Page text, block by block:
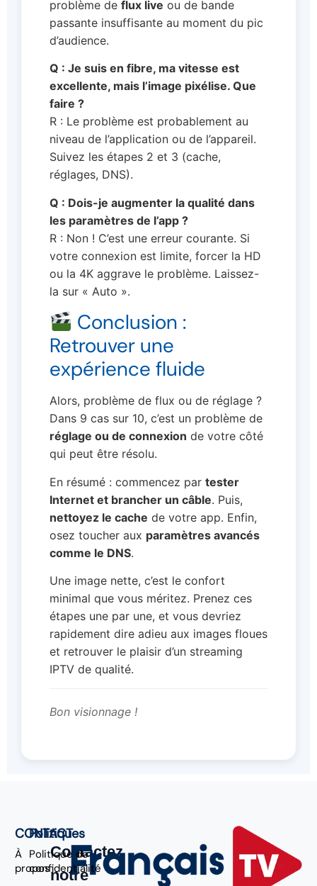
problème de flux live ou de bande
passante insuffisante au moment du pic
d’audience.
Q : Je suis en fibre, ma vitesse est
excellente, mais l’image pixélise. Que
faire ?
R : Le problème est probablement au
niveau de l’application ou de l’appareil.
Suivez les étapes 2 et 3 (cache,
réglages, DNS).
Q : Dois-je augmenter la qualité dans
les paramètres de l’app ?
R : Non ! C’est une erreur courante. Si
votre connexion est limite, forcer la HD
ou la 4K aggrave le problème. Laissez-
la sur « Auto ».
Conclusion :
Retrouver une
expérience fluide
Alors, problème de flux ou de réglage ?
Dans 9 cas sur 10, c’est un problème de
réglage ou de connexion de votre côté
qui peut être résolu.
En résumé : commencez par tester
Internet et brancher un câble. Puis,
nettoyez le cache de votre app. Enfin,
osez toucher aux paramètres avancés
comme le DNS.
Une image nette, c’est le confort
minimal que vous méritez. Prenez ces
étapes une par une, et vous devriez
rapidement dire adieu aux images floues
et retrouver le plaisir d’un streaming
IPTV de qualité.
Bon visionnage !
CONTACT
À
propos
Politiques
Politique de
confidentialité
Contactez
notre